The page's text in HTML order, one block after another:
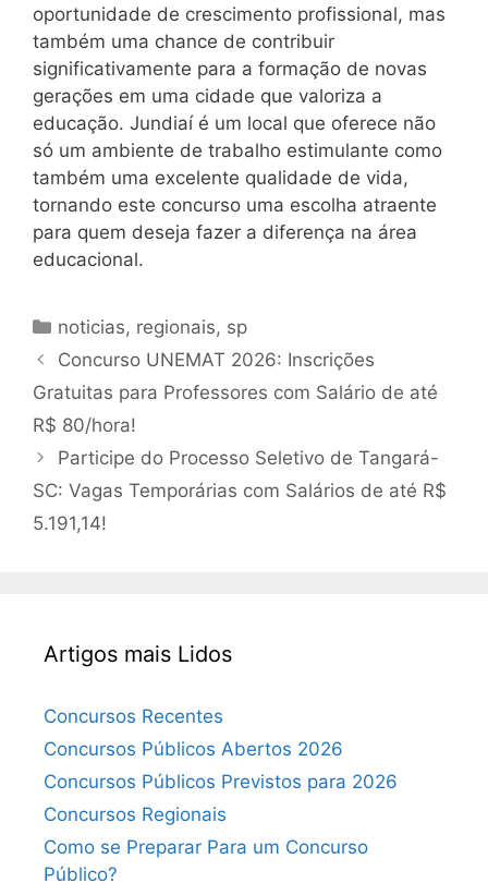
oportunidade de crescimento profissional, mas
também uma chance de contribuir
significativamente para a formação de novas
gerações em uma cidade que valoriza a
educação. Jundiaí é um local que oferece não
só um ambiente de trabalho estimulante como
também uma excelente qualidade de vida,
tornando este concurso uma escolha atraente
para quem deseja fazer a diferença na área
educacional.
Categorias
noticias, regionais, sp
Concurso UNEMAT 2026: Inscrições
Gratuitas para Professores com Salário de até
R$ 80/hora!
Participe do Processo Seletivo de Tangará-
SC: Vagas Temporárias com Salários de até R$
5.191,14!
Artigos mais Lidos
Concursos Recentes
Concursos Públicos Abertos 2026
Concursos Públicos Previstos para 2026
Concursos Regionais
Como se Preparar Para um Concurso
Público?